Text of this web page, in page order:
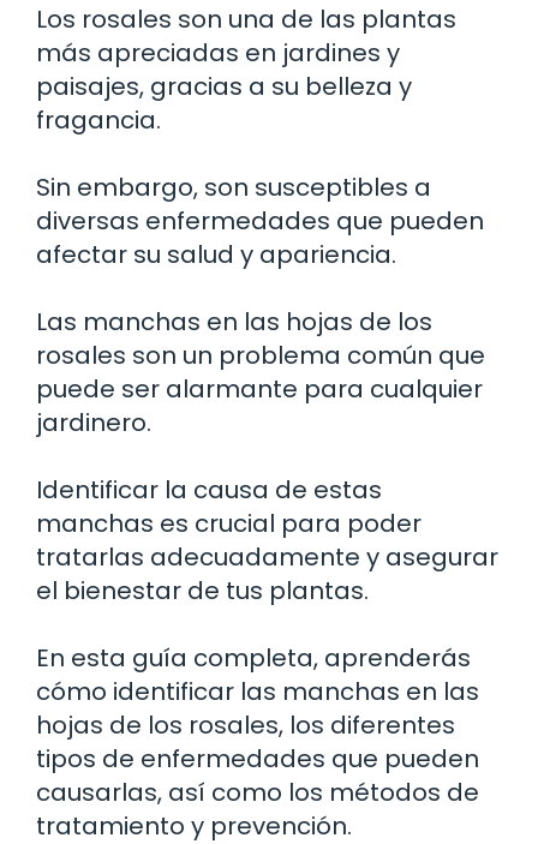
Los rosales son una de las plantas
más apreciadas en jardines y
paisajes, gracias a su belleza y
fragancia.
Sin embargo, son susceptibles a
diversas enfermedades que pueden
afectar su salud y apariencia.
Las manchas en las hojas de los
rosales son un problema común que
puede ser alarmante para cualquier
jardinero.
Identificar la causa de estas
manchas es crucial para poder
tratarlas adecuadamente y asegurar
el bienestar de tus plantas.
En esta guía completa, aprenderás
cómo identificar las manchas en las
hojas de los rosales, los diferentes
tipos de enfermedades que pueden
causarlas, así como los métodos de
tratamiento y prevención.